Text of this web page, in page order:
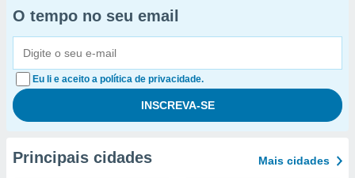
O tempo no seu email
Eu li e aceito a política de privacidade.
Principais cidades Mais cidades